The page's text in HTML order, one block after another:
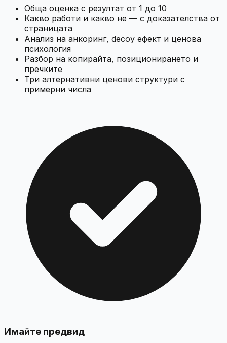
Обща оценка с резултат от 1 до 10
Какво работи и какво не — с доказателства от
страницата
Анализ на анкоринг, decoy ефект и ценова
психология
Разбор на копирайта, позиционирането и
пречките
Три алтернативни ценови структури с
примерни числа
Имайте предвид